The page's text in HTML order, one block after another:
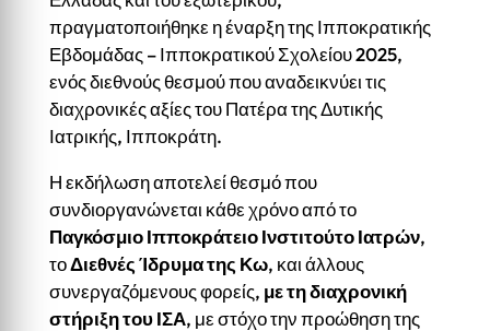
πραγματοποιήθηκε η έναρξη της Ιπποκρατικής
Εβδομάδας – Ιπποκρατικού Σχολείου 2025,
ενός διεθνούς θεσμού που αναδεικνύει τις
διαχρονικές αξίες του Πατέρα της Δυτικής
Ιατρικής, Ιπποκράτη.
Η εκδήλωση αποτελεί θεσμό που
συνδιοργανώνεται κάθε χρόνο από το
Παγκόσμιο Ιπποκράτειο Ινστιτούτο Ιατρών,
τοΔιεθνές Ίδρυμα της Κω, και άλλους
συνεργαζόμενους φορείς, με τη διαχρονική
στήριξη του ΙΣΑ, με στόχο την προώθηση της